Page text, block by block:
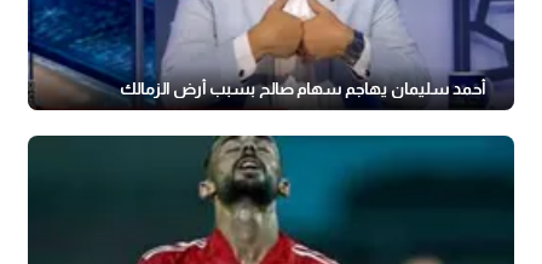
أحمد سليمان يهاجم سهام صالح بسبب أرض الزمالك